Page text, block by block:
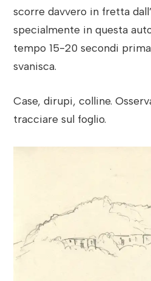
scorre davvero in fretta
specialmente in questa
tempo 15-20 secondi
svanisca.
Case, dirupi, colline.
tracciare sul foglio.